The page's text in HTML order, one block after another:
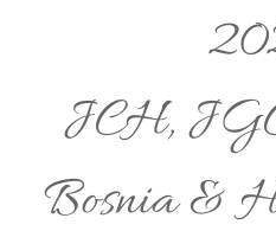
JCH,
Bosnia &